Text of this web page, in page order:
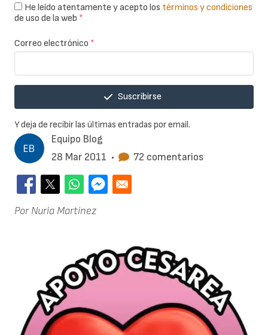
Equipo Blog
28 Mar 2011 • 72 comentarios
Por Nuria Martínez
He leído atentamente y acepto los términos y condiciones
de uso de la web *
Correo electrónico *
Suscribirse
Y deja de recibir las últimas entradas por email.